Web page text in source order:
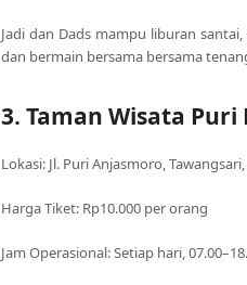
Jadi dan Dads mampu liburan
dan bermain bersama bersama
3. Taman Wisata
Lokasi: Jl. Puri Anjasmoro,
Harga Tiket: Rp10.000 per orang
Jam Operasional: Setiap hari,